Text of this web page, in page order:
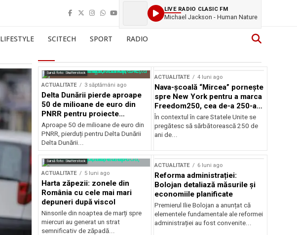
LIVE RADIO CLASIC FM
Michael Jackson - Human Nature
LIFESTYLE SCITECH SPORT RADIO
Sursă foto: Shutterstock
ACTUALITATE 3 săptămâni ago
Delta Dunării pierde aproape
50 de milioane de euro din
PNRR pentru proiecte
esențiale
Aproape 50 de milioane de euro din
PNRR, pierduți pentru Delta Dunării
Delta Dunării...
ACTUALITATE 4 luni ago
Nava-școală “Mircea” pornește
spre New York pentru a marca
Freedom250, cea de-a 250-a
aniversare a Statelor Unite
În contextul în care Statele Unite se
pregătesc să sărbătorească 250 de
ani de...
Sursă foto: Shutterstock
ACTUALITATE 5 luni ago
Harta zăpezii: zonele din
România cu cele mai mari
depuneri după viscol
Ninsorile din noaptea de marți spre
miercuri au generat un strat
semnificativ de zăpadă...
ACTUALITATE 6 luni ago
Reforma administrației:
Bolojan detaliază măsurile și
economiile planificate
Premierul Ilie Bolojan a anunțat că
elementele fundamentale ale reformei
administrației au fost convenite...